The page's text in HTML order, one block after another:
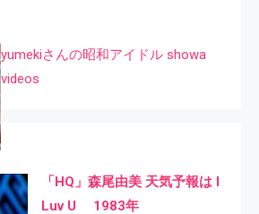
yumekiさんの昭和アイドル showa
videos
「HQ」森尾由美 天気予報は I
Luv U 1983年